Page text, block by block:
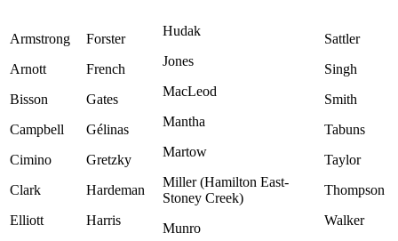
Armstrong
Arnott
Bisson
Campbell
Cimino
Clark
Elliott
Forster
French
Gates
Gélinas
Gretzky
Hardeman
Harris
Hudak
Jones
MacLeod
Mantha
Martow
Miller (Hamilton East-
Stoney Creek)
Munro
Sattler
Singh
Smith
Tabuns
Taylor
Thompson
Walker